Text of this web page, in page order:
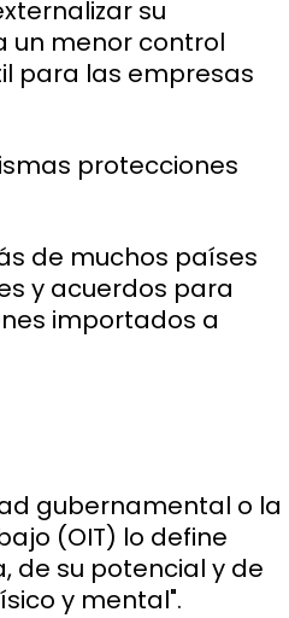
su
un menor control
para las empresas
protecciones
de muchos países
y acuerdos para
importados a
gubernamental o la
(OIT) lo define
de su potencial y de
y mental".